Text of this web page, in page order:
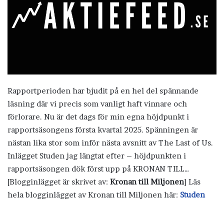
Rapportperioden har bjudit på en hel del spännande
läsning där vi precis som vanligt haft vinnare och
förlorare. Nu är det dags för min egna höjdpunkt i
rapportsäsongens första kvartal 2025. Spänningen är
nästan lika stor som inför nästa avsnitt av The Last of Us.
Inlägget Studen jag längtat efter – höjdpunkten i
rapportsäsongen dök först upp på KRONAN TILL…
[Blogginlägget är skrivet av: Kronan till Miljonen] Läs
hela blogginlägget av Kronan till Miljonen här: Studen